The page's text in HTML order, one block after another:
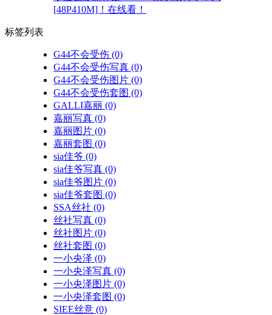
[48P410M]！在线看！
标签列表
G44不会受伤 (0)
G44不会受伤写真 (0)
G44不会受伤图片 (0)
G44不会受伤套图 (0)
GALLI嘉丽 (0)
嘉丽写真 (0)
嘉丽图片 (0)
嘉丽套图 (0)
sia佳爷 (0)
sia佳爷写真 (0)
sia佳爷图片 (0)
sia佳爷套图 (0)
SSA丝社 (0)
丝社写真 (0)
丝社图片 (0)
丝社套图 (0)
一小央泽 (0)
一小央泽写真 (0)
一小央泽图片 (0)
一小央泽套图 (0)
SIEE丝意 (0)